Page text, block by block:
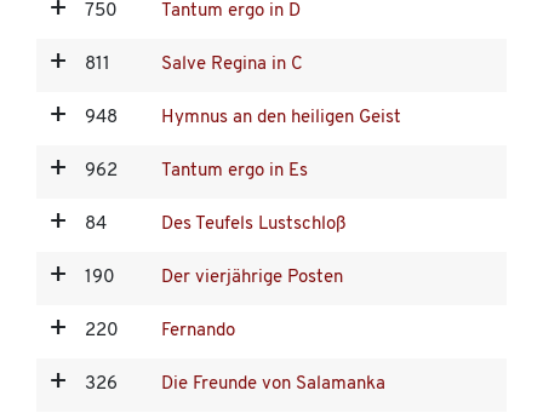
750 Tantum ergo in D
811 Salve Regina in C
948 Hymnus an den heiligen Geist
962 Tantum ergo in Es
84 Des Teufels Lustschloß
190 Der vierjährige Posten
220 Fernando
326 Die Freunde von Salamanka